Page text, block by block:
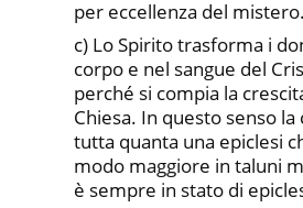
per eccellenza del mistero.
c) Lo Spirito trasforma i
corpo e nel san­gue del
perché si compia la
Chiesa. In questo senso
tutta quanta una epiclesi
modo maggiore in taluni
è sempre in stato di